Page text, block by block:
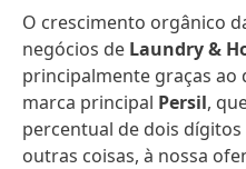
O crescimento orgânico
negócios de Laundry &
principalmente graças ao
marca principal Persil,
percentual de dois
outras coisas, à nossa